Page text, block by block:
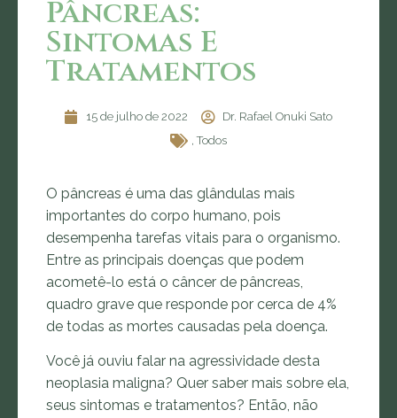
Pâncreas:
Sintomas E
Tratamentos
15 de julho de 2022
Dr. Rafael Onuki Sato
, Todos
O pâncreas é uma das glândulas mais
importantes do corpo humano, pois
desempenha tarefas vitais para o organismo.
Entre as principais doenças que podem
acometê-lo está o câncer de pâncreas,
quadro grave que responde por cerca de 4%
de todas as mortes causadas pela doença.
Você já ouviu falar na agressividade desta
neoplasia maligna? Quer saber mais sobre ela,
seus sintomas e tratamentos? Então, não